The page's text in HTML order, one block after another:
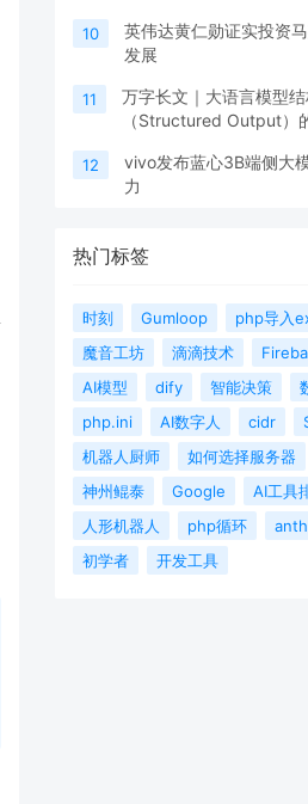
10
英伟达黄仁勋证实投资
发展
11
万字长文｜大语言模型
（Structured Output）
12
vivo发布蓝心3B端侧大
力
热门标签
时刻 Gumloop
php导入
魔音工坊
滴滴技术
AI模型
dify 智能决策
php.ini
AI数字人 cidr
机器人厨师
如何选择服务器
神州鲲泰
Google AI工具
人形机器人
php循环
初学者
开发工具